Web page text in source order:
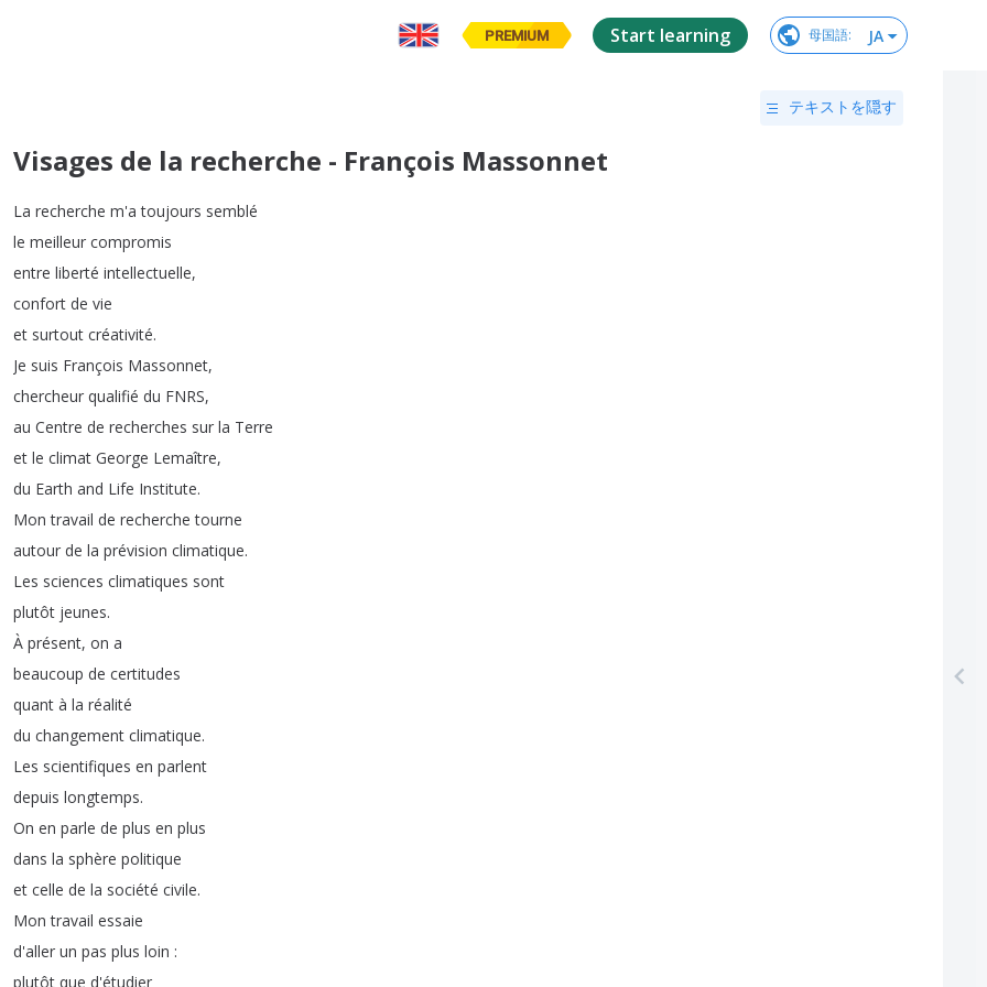
PREMIUM Start learning 母国語: JA
テキストを隠す
Visages de la recherche - François Massonnet
La recherche m'a toujours semblé
le meilleur compromis
entre liberté intellectuelle,
confort de vie
et surtout créativité.
Je suis François Massonnet,
chercheur qualifié du FNRS,
au Centre de recherches sur la Terre
et le climat George Lemaître,
du Earth and Life Institute.
Mon travail de recherche tourne
autour de la prévision climatique.
Les sciences climatiques sont
plutôt jeunes.
À présent, on a
beaucoup de certitudes
quant à la réalité
du changement climatique.
Les scientifiques en parlent
depuis longtemps.
On en parle de plus en plus
dans la sphère politique
et celle de la société civile.
Mon travail essaie
d'aller un pas plus loin :
plutôt que d'étudier